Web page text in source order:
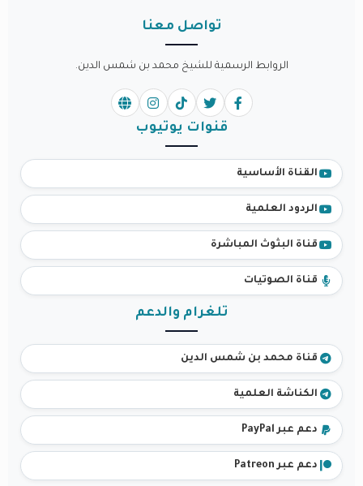
تواصل معنا
الروابط الرسمية للشيخ محمد بن شمس الدين.
قنوات يوتيوب
القناة الأساسية
الردود العلمية
قناة البثوث المباشرة
قناة الصوتيات
تلغرام والدعم
قناة محمد بن شمس الدين
الكناشة العلمية
دعم عبر PayPal
دعم عبر Patreon